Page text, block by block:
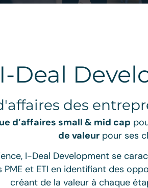
Nous sommes le trait-
les financiers et les
de fluidifier, d’accélérer et
communication et la
l’entreprise.
En savoir plus
Deal
des
d’affaires small & mid cap
de valeurpour ses
I-Deal Development se
et ETI en identifiant des
créant de la valeur à chaque